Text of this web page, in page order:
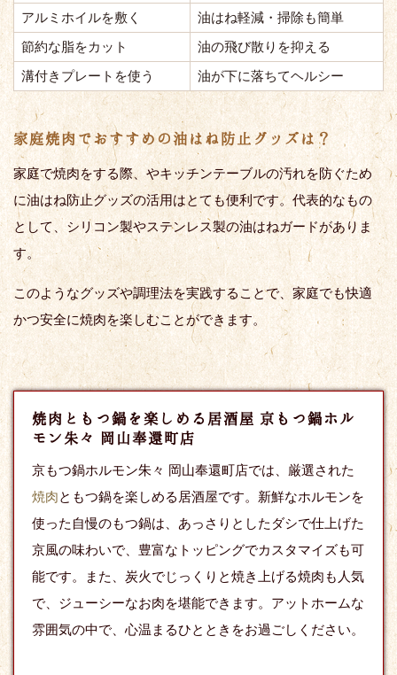
アルミホイルを敷く
油はね軽減・掃除も簡単
節約な脂をカット
油の飛び散りを抑える
溝付きプレートを使う
油が下に落ちてヘルシー
家庭焼肉でおすすめの油はね防止グッズは？
家庭で焼肉をする際、やキッチンテーブルの汚れを防ぐため
に油はね防止グッズの活用はとても便利です。代表的なもの
として、シリコン製やステンレス製の油はねガードがありま
す。
このようなグッズや調理法を実践することで、家庭でも快適
かつ安全に焼肉を楽しむことができます。
焼肉ともつ鍋を楽しめる居酒屋 京もつ鍋ホル
モン朱々 岡山奉還町店
京もつ鍋ホルモン朱々 岡山奉還町店では、厳選された
焼肉ともつ鍋を楽しめる居酒屋です。新鮮なホルモンを
使った自慢のもつ鍋は、あっさりとしたダシで仕上げた
京風の味わいで、豊富なトッピングでカスタマイズも可
能です。また、炭火でじっくりと焼き上げる焼肉も人気
で、ジューシーなお肉を堪能できます。アットホームな
雰囲気の中で、心温まるひとときをお過ごしください。